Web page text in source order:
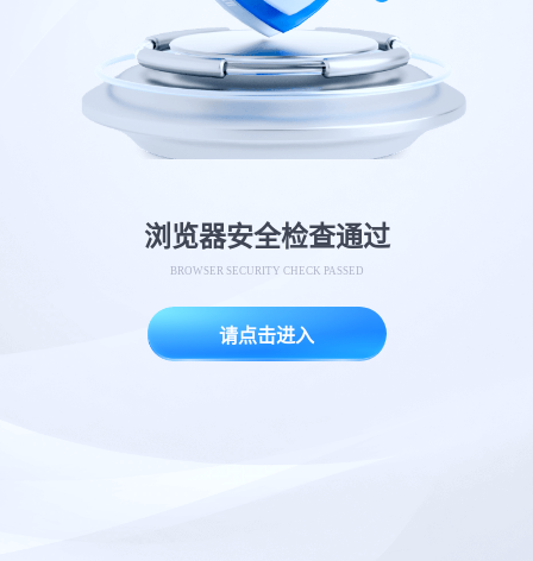
浏览器安全检查通过
BROWSER SECURITY CHECK PASSED
请点击进入